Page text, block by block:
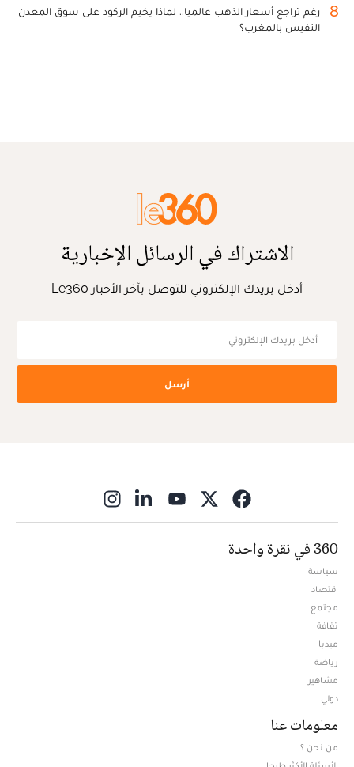
8
رغم تراجع أسعار الذهب عالميا.. لماذا يخيم الركود على سوق المعدن
النفيس بالمغرب؟
الاشتراك في الرسائل الإخبارية
أدخل بريدك الإلكتروني للتوصل بآخر الأخبار Le360
أرسل
360 في نقرة واحدة
سياسة
اقتصاد
مجتمع
ثقافة
ميديا
رياضة
مشاهير
دولي
معلومات عنا
من نحن ؟